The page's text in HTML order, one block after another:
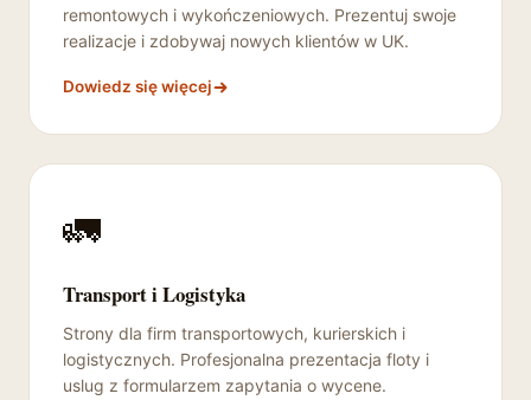
remontowych i wykończeniowych. Prezentuj swoje
realizacje i zdobywaj nowych klientów w UK.
Dowiedz się więcej
🚛
Transport i Logistyka
Strony dla firm transportowych, kurierskich i
logistycznych. Profesjonalna prezentacja floty i
uslug z formularzem zapytania o wycene.